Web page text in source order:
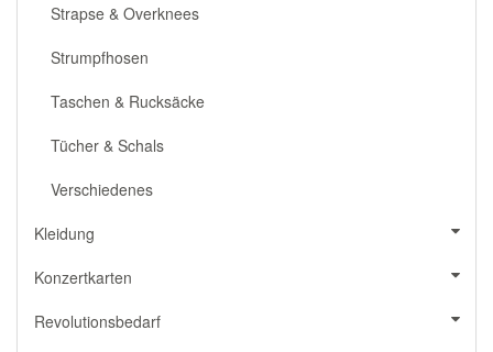
Strapse & Overknees
Strumpfhosen
Taschen & Rucksäcke
Tücher & Schals
Verschiedenes
Kleidung
Konzertkarten
Revolutionsbedarf